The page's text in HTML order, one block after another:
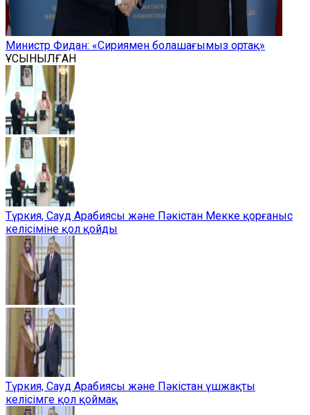
Министр Фидан: «Сириямен болашағымыз ортақ»
ҰСЫНЫЛҒАН
Түркия, Сауд Арабиясы және Пәкістан Мекке қорғаныс
келісіміне қол қойды
Түркия, Сауд Арабиясы және Пәкістан үшжақты
келісімге қол қоймақ